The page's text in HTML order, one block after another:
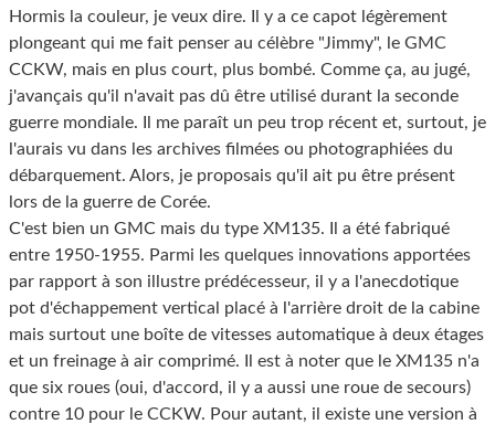
Hormis la couleur, je veux dire. Il y a ce capot légèrement
plongeant qui me fait penser au célèbre "Jimmy", le GMC
CCKW, mais en plus court, plus bombé. Comme ça, au jugé,
j'avançais qu'il n'avait pas dû être utilisé durant la seconde
guerre mondiale. Il me paraît un peu trop récent et, surtout, je
l'aurais vu dans les archives filmées ou photographiées du
débarquement. Alors, je proposais qu'il ait pu être présent
lors de la guerre de Corée.
C'est bien un GMC mais du type XM135. Il a été fabriqué
entre 1950-1955. Parmi les quelques innovations apportées
par rapport à son illustre prédécesseur, il y a l'anecdotique
pot d'échappement vertical placé à l'arrière droit de la cabine
mais surtout une boîte de vitesses automatique à deux étages
et un freinage à air comprimé. Il est à noter que le XM135 n'a
que six roues (oui, d'accord, il y a aussi une roue de secours)
contre 10 pour le CCKW. Pour autant, il existe une version à